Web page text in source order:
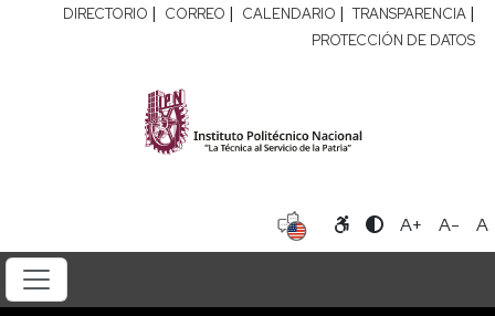
DIRECTORIO | CORREO | CALENDARIO | TRANSPARENCIA |
PROTECCIÓN DE DATOS
A+ A- A